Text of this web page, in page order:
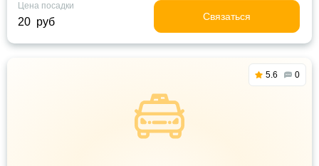
Цена посадки
20 руб Связаться
5.6 0